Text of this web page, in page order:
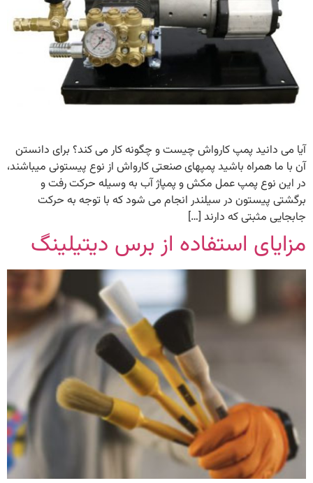
آیا می دانید پمپ کارواش چیست و چگونه کار می کند؟ برای دانستن
آن با ما همراه باشید پمپهای صنعتی كارواش از نوع پیستونی میباشند،
در این نوع پمپ عمل مکش و پمپاژ آب به وسیله حرکت رفت و
برگشتی پیستون در سیلندر انجام می شود که با توجه به حرکت
جابجایی مثبتی که دارند […]
مزایای استفاده از برس دیتیلینگ